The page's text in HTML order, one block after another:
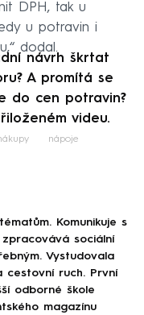
DPH, tak u
u potravin i
dodal.
návrh škrtat
A promítá se
do cen potravin?
videu.
nápoje
Komunikuje s
sociální
Vystudovala
cestovní ruch. První
odborné škole
magazínu